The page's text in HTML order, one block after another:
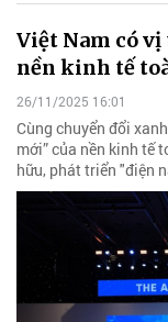
Việt Nam có
nền kinh tế
26/11/2025 16:01
Cùng chuyển đổi
mới” của nền kinh tế
hữu, phát triển "điện